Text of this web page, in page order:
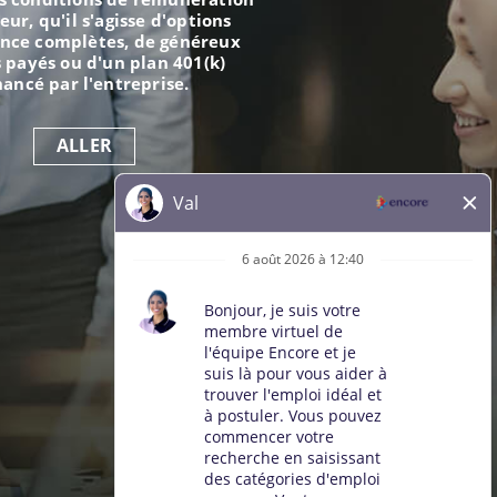
qu'il s'agisse d'options
complètes, de généreux
payés ou d'un plan 401(k)
par l'entreprise.
ALLER